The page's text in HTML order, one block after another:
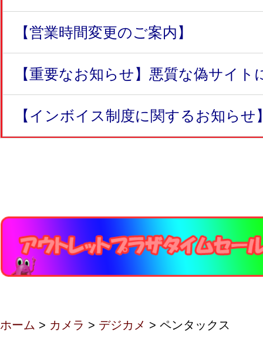
【営業時間変更のご案内】
【重要なお知らせ】悪質な偽サイト
【インボイス制度に関するお知らせ
ホーム > カメラ > デジカメ > ペンタックス